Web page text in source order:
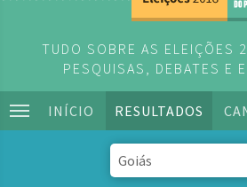
TUDO SOBRE AS ELEIÇÕES
PESQUISAS, DEBATES E
INÍCIO RESULTADOS